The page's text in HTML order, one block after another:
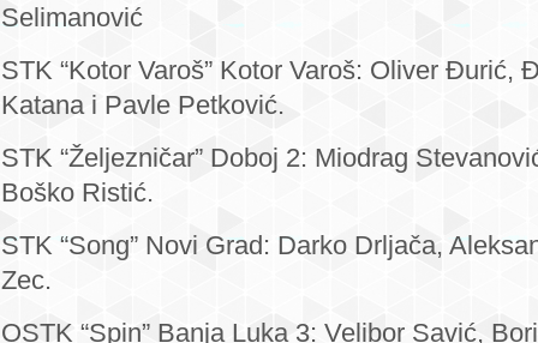
Selimanović
STK “Kotor Varoš” Kotor Varoš: Oliver Đurić,
Katana i Pavle Petković.
STK “Željezničar” Doboj 2: Miodrag
Boško Ristić.
STK “Song” Novi Grad: Darko Drljača,
Zec.
OSTK “Spin” Banja Luka 3: Velibor Savić,